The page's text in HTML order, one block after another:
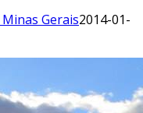
Gerais2014-01-